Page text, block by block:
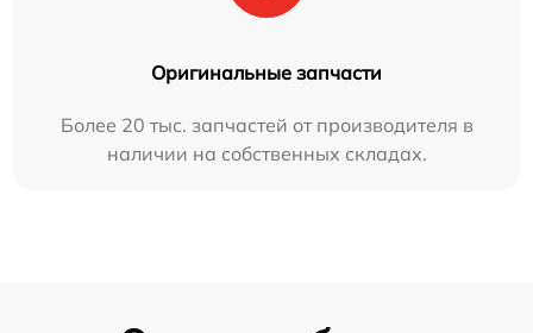
Оригинальные запчасти
Более 20 тыс. запчастей от производителя в
наличии на собственных складах.